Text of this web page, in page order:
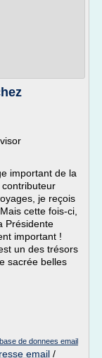
important de la
je reçois
cette fois-ci,
Présidente
important !
un des trésors
sacrée belles
base de donnees email
email /